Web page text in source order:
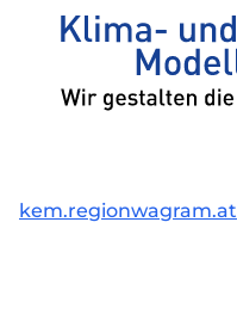
kem.regionwagram.at